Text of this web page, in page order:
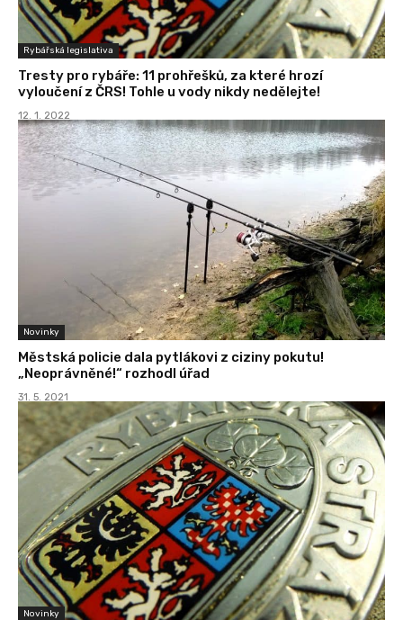
Rybářská legislativa
Tresty pro rybáře: 11 prohřešků, za které hrozí
vyloučení z ČRS! Tohle u vody nikdy nedělejte!
12. 1. 2022
Novinky
Městská policie dala pytlákovi z ciziny pokutu!
„Neoprávněné!“ rozhodl úřad
31. 5. 2021
Novinky